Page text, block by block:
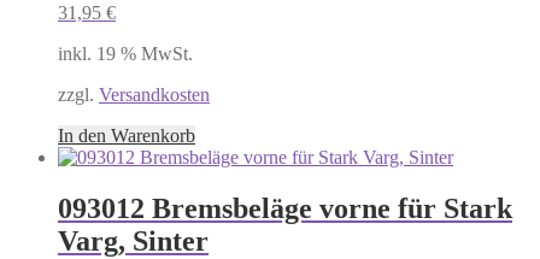
31,95 €
inkl. 19 % MwSt.
zzgl. Versandkosten
In den Warenkorb
093012 Bremsbeläge vorne für Stark
Varg, Sinter